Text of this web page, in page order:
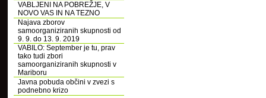
VABLJENI NA POBREŽJE, V
NOVO VAS IN NA TEZNO
Najava zborov
samoorganiziranih skupnosti od
9. 9. do 13. 9. 2019
VABILO: September je tu, prav
tako tudi zbori
samoorganiziranih skupnosti v
Mariboru
Javna pobuda občini v zvezi s
podnebno krizo